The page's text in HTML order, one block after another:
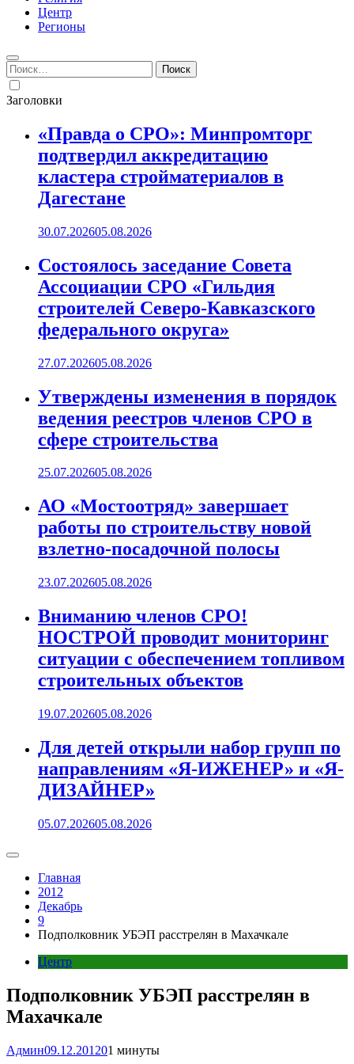
Центр
Регионы
Найти:
Заголовки
«Правда о СРО»: Минпромторг
подтвердил аккредитацию
кластера стройматериалов в
Дагестане
30.07.202605.08.2026
Состоялось заседание Совета
Ассоциации СРО «Гильдия
строителей Северо-Кавказского
федерального округа»
27.07.202605.08.2026
Утверждены изменения в порядок
ведения реестров членов СРО в
сфере строительства
25.07.202605.08.2026
АО «Мостоотряд» завершает
работы по строительству новой
взлетно-посадочной полосы
23.07.202605.08.2026
Вниманию членов СРО!
НОСТРОЙ проводит мониторинг
ситуации с обеспечением топливом
строительных объектов
19.07.202605.08.2026
Для детей открыли набор групп по
направлениям «Я-ИЖЕНЕР» и «Я-
ДИЗАЙНЕР»
05.07.202605.08.2026
Главная
2012
Декабрь
9
Подполковник УБЭП расстрелян в Махачкале
Центр
Подполковник УБЭП расстрелян в
Махачкале
Админ09.12.201201 минуты